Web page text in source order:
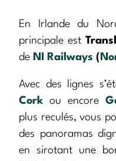
En Irlande du
principale est
de NI Railways (
Avec des lignes
Cork ou encore
plus reculés, vous
des panoramas
en sirotant une